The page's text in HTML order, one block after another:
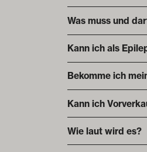
Was muss und
Kann ich als
Bekomme ich
Kann ich
Wie laut wird es?